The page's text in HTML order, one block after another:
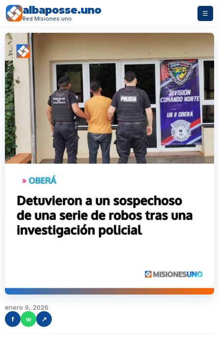
albaposse.uno
Red Misiones.uno
☰
enero 9, 2026
f
w ↗